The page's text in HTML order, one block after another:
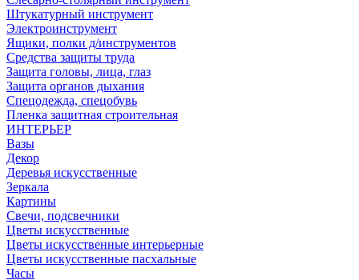
Штукатурный инструмент
Электроинструмент
Ящики, полки д/инструментов
Средства защиты труда
Защита головы, лица, глаз
Защита органов дыхания
Спецодежда, спецобувь
Пленка защитная строительная
ИНТЕРЬЕР
Вазы
Декор
Деревья искусственные
Зеркала
Картины
Свечи, подсвечники
Цветы искусственные
Цветы искусственные интерьерные
Цветы искусственные пасхальные
Часы